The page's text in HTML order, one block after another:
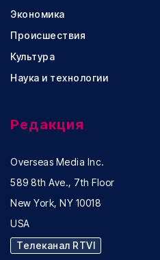
Экономика
Происшествия
Культура
Наука и технологии
Редакция
Overseas Media Inc.
589 8th Ave., 7th Floor
New York, NY 10018
USA
Телеканал RTVI